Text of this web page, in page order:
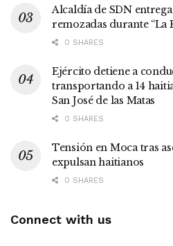
Alcaldía de SDN
remozadas durante “La
0 SHARES
Ejército detiene a
transportando a 14
San José de las Matas
0 SHARES
Tensión en Moca tras
expulsan haitianos
0 SHARES
Connect with us